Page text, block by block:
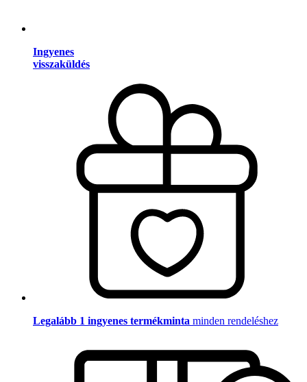
Ingyenes
visszaküldés
Legalább 1 ingyenes termékminta minden rendeléshez